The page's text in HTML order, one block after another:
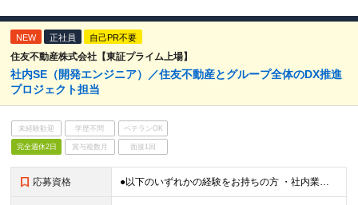
NEW 正社員 自己PR不要
住友不動産株式会社【東証プライム上場】
社内SE（開発エンジニア）／住友不動産とグループ全体のDX推進
プロジェクト担当
未経験歓迎 学歴不問 ベテランOK
完全週休2日 賞与複数月 面接1回
応募資格 ●以下のいずれかの経験をお持ちの方 ・社内業務システムの設計、開発、運⽤経験 ・C#、VB.NET、ASP.NET、Javaいずれかでのソフト開発経験 ・Oracle、SQLを使ったシステム開発、運⽤